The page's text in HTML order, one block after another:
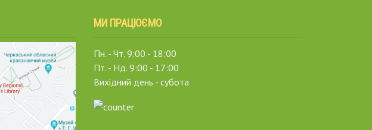
МИ ПРАЦЮЄМО
Пн. - Чт. 9:00 - 18:00
Пт. - Нд. 9:00 - 17:00
Вихідний день - субота